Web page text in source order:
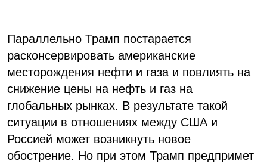
Параллельно Трамп постарается
расконсервировать американские
месторождения нефти и газа и повлиять на
снижение цены на нефть и газ на
глобальных рынках. В результате такой
ситуации в отношениях между США и
Россией может возникнуть новое
обострение. Но при этом Трамп предпримет